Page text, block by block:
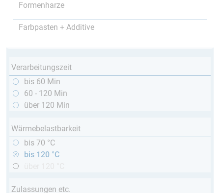
Formenharze
Farbpasten + Additive
Verarbeitungszeit
bis 60 Min
60 - 120 Min
über 120 Min
Wärmebelastbarkeit
bis 70 °C
bis 120 °C
Zulassungen etc.